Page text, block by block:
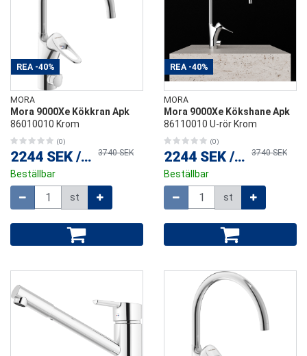
REA -40%
MORA
Mora 9000Xe Kökkran Apk
86010010 Krom
(0)
2244 SEK / st3740 SEK
Beställbar
st
REA -40%
MORA
Mora 9000Xe Kökshane Apk
86110010 U-rör Krom
(0)
2244 SEK / st3740 SEK
Beställbar
st